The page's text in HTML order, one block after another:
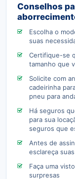
Conselhos
Escolha o
suas
Certifique-se
tamanho que
Solicite com
cadeirinha
pneu para
Há seguros
para sua
seguros que
Antes de
esclareça
Faça uma
surpresas